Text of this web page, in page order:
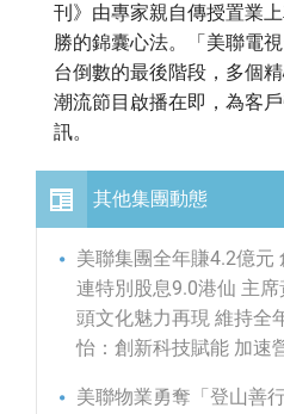
刊》由專家親自傳授置業
勝的錦囊心法。「美聯電
台倒數的最後階段，多個
潮流節目啟播在即，為客
訊。
其他集團動態
美聯集團全年賺4.2億元
連特別股息9.0港仙 主
頭文化魅力再現 維持全
怡：創新科技賦能 加速
美聯物業勇奪「登山善